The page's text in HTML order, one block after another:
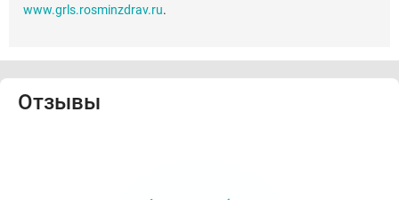
www.grls.rosminzdrav.ru.
Отзывы